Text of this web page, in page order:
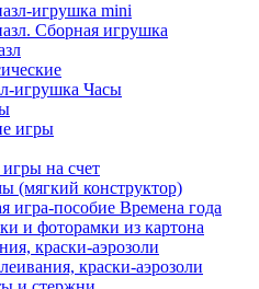
игрушка mini
Сборная игрушка
игрушка Часы
игры
на счет
(мягкий конструктор)
игра-пособие Времена года
и фоторамки из картона
краски-аэрозоли
краски-аэрозоли